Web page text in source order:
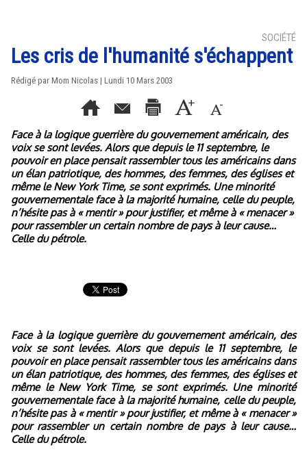
SOCIÉTÉ
Les cris de l'humanité s'échappent
Rédigé par Mom Nicolas | Lundi 10 Mars 2003
Face à la logique guerrière du gouvernement américain, des
voix se sont levées. Alors que depuis le 11 septembre, le
pouvoir en place pensait rassembler tous les américains dans
un élan patriotique, des hommes, des femmes, des églises et
même le New York Time, se sont exprimés. Une minorité
gouvernementale face à la majorité humaine, celle du peuple,
n’hésite pas à « mentir » pour justifier, et même à « menacer »
pour rassembler un certain nombre de pays à leur cause…
Celle du pétrole.
Face à la logique guerrière du gouvernement américain, des
voix se sont levées. Alors que depuis le 11 septembre, le
pouvoir en place pensait rassembler tous les américains dans
un élan patriotique, des hommes, des femmes, des églises et
même le New York Time, se sont exprimés. Une minorité
gouvernementale face à la majorité humaine, celle du peuple,
n’hésite pas à « mentir » pour justifier, et même à « menacer »
pour rassembler un certain nombre de pays à leur cause…
Celle du pétrole.